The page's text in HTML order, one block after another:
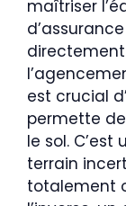
maîtriser
est crucial
permette
le sol.
terrain
totalement